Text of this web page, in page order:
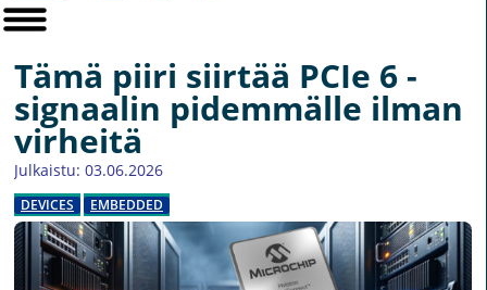
Tämä piiri siirtää PCIe 6 -
signaalin pidemmälle ilman
virheitä
Julkaistu: 03.06.2026
DEVICES EMBEDDED